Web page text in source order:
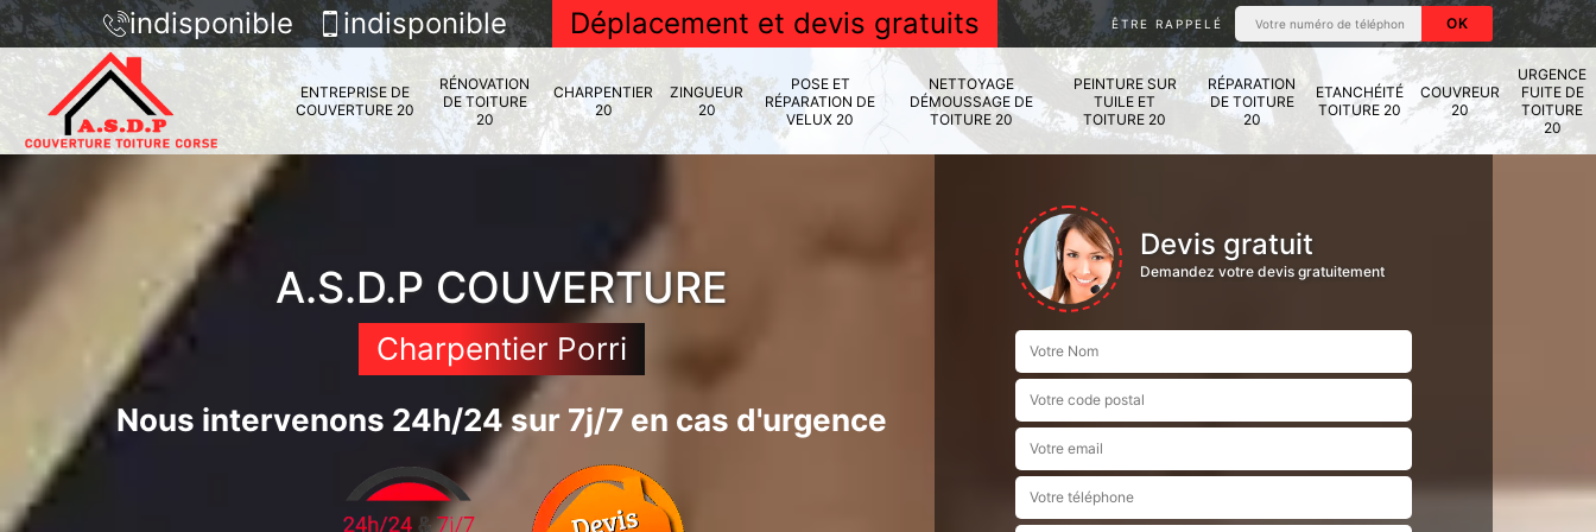
indisponible indisponible Déplacement et devis gratuits ÊTRE RAPPELÉ
ENTREPRISE DE
COUVERTURE 20
RÉNOVATION
DE TOITURE
20
CHARPENTIER
20
ZINGUEUR
20
POSE ET
RÉPARATION DE
VELUX 20
NETTOYAGE
DÉMOUSSAGE DE
TOITURE 20
PEINTURE SUR
TUILE ET
TOITURE 20
RÉPARATION
DE TOITURE
20
ETANCHÉITÉ
TOITURE 20
COUVREUR
20
URGENCE
FUITE DE
TOITURE
20
A.S.D.P COUVERTURE
Charpentier Porri
Nous intervenons 24h/24 sur 7j/7 en cas d'urgence
Devis gratuit
Demandez votre devis gratuitement